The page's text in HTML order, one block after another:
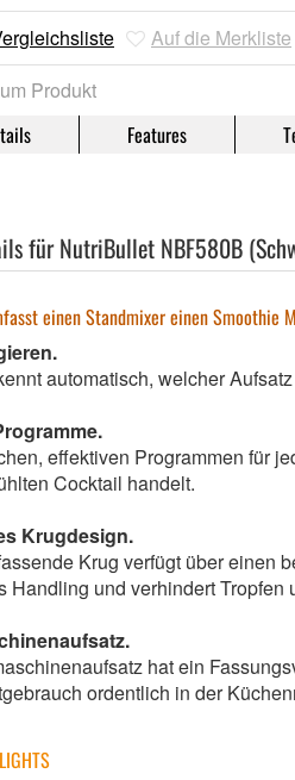
Auf die Merkliste
Produkt
Features
für NutriBullet NBF580B
einen Standmixer einen
automatisch, welcher
effektiven Programmen für
Cocktail handelt.
Krugdesign.
Krug verfügt über einen
Handling und verhindert Tropfen
hat ein
ordentlich in der